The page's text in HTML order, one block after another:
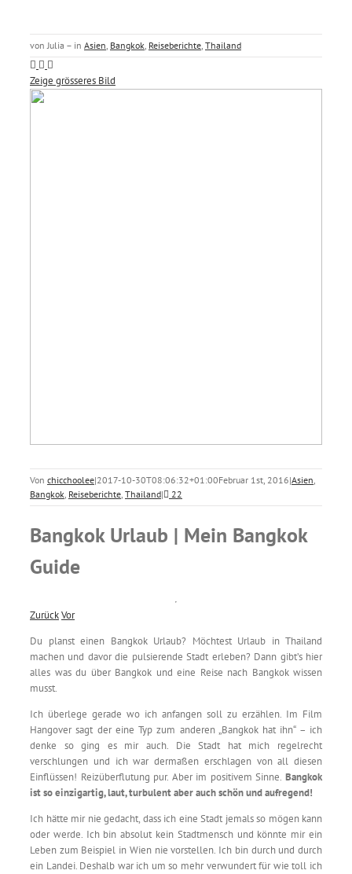
von Julia – in Asien Bangkok Reiseberichte Thailand
Zeige grösseres Bild
Von chicchoolee|2017-10-30T08:06:32+01:00Februar 1st, 2016|Asien
Bangkok Reiseberichte Thailand| 22
Bangkok Urlaub | Mein Bangkok
Guide
ZurückVor
Du planst einen Bangkok Urlaub? Möchtest Urlaub in Thailand
machen und davor die pulsierende Stadt erleben? Dann gibt’s hier
alles was du über Bangkok und eine Reise nach Bangkok wissen
musst.
Ich überlege gerade wo ich anfangen soll zu erzählen. Im Film
Hangover sagt der eine Typ zum anderen „Bangkok hat ihn“ – ich
denke so ging es mir auch. Die Stadt hat mich regelrecht
verschlungen und ich war dermaßen erschlagen von all diesen
Einflüssen! Reizüberflutung pur. Aber im positivem Sinne. Bangkok
ist so einzigartig, laut, turbulent aber auch schön und aufregend!
Ich hätte mir nie gedacht, dass ich eine Stadt jemals so mögen kann
oder werde. Ich bin absolut kein Stadtmensch und könnte mir ein
Leben zum Beispiel in Wien nie vorstellen. Ich bin durch und durch
ein Landei. Deshalb war ich um so mehr verwundert für wie toll ich